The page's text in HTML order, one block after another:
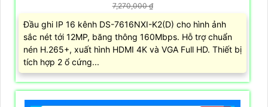
7,270,000 ₫
Đầu ghi IP 16 kênh DS-7616NXI-K2(D) cho hình ảnh
sắc nét tới 12MP, băng thông 160Mbps. Hỗ trợ chuẩn
nén H.265+, xuất hình HDMI 4K và VGA Full HD. Thiết bị
tích hợp 2 ổ cứng...